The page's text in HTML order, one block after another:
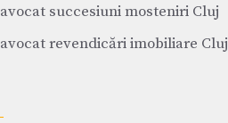
avocat succesiuni mosteniri Cluj
avocat revendicări imobiliare Cluj